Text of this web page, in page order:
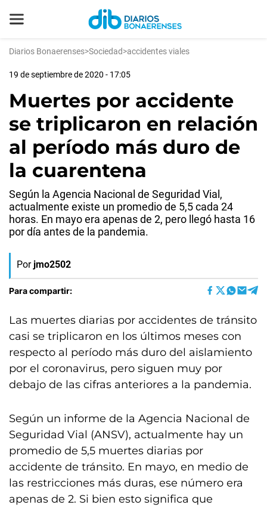
Diarios Bonaerenses>Sociedad>accidentes viales
19 de septiembre de 2020 - 17:05
Muertes por accidente
se triplicaron en relación
al período más duro de
la cuarentena
Según la Agencia Nacional de Seguridad Vial,
actualmente existe un promedio de 5,5 cada 24
horas. En mayo era apenas de 2, pero llegó hasta 16
por día antes de la pandemia.
Por jmo2502
Para compartir:
Las muertes diarias por accidentes de tránsito
casi se triplicaron en los últimos meses con
respecto al período más duro del aislamiento
por el coronavirus, pero siguen muy por
debajo de las cifras anteriores a la pandemia.
Según un informe de la Agencia Nacional de
Seguridad Vial (ANSV), actualmente hay un
promedio de 5,5 muertes diarias por
accidente de tránsito. En mayo, en medio de
las restricciones más duras, ese número era
apenas de 2. Si bien esto significa que